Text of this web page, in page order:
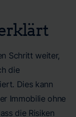
Schritt weiter,
die
Dies kann
Immobilie ohne
die Risiken